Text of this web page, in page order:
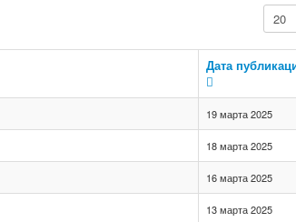
Кол-
Дата
19 марта 2025
18 марта 2025
16 марта 2025
13 марта 2025